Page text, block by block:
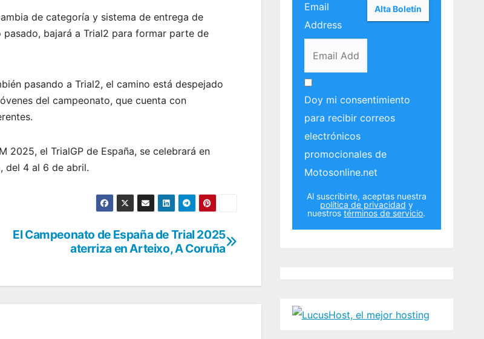
de categoría y sistema de entrega de
pasado, bajará a Trial2 para formar parte de
pasando a Trial2, el camino está despejado
del campeonato, que cuenta con
2025, el TrialGP de España, se celebrará en
del 4 al 6 de abril.
El Campeonato de España de Trial 2025
aterriza en Arteixo, A Coruña
Email
Address
Doy mi consentimiento
para recibir correos
electrónicos
promocionales de
Motosonline.net
Al suscribirte, aceptas nuestra
política de privacidad y
nuestrostérminos de servicio.